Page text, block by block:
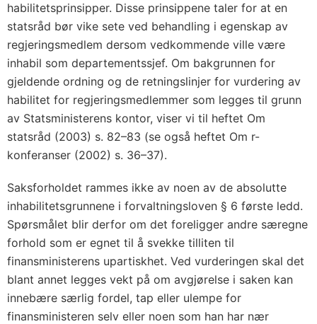
habilitetsprinsipper. Disse prinsippene taler for at en
statsråd bør vike sete ved behandling i egenskap av
regjeringsmedlem dersom vedkommende ville være
inhabil som departementssjef. Om bakgrunnen for
gjeldende ordning og de retningslinjer for vurdering av
habilitet for regjeringsmedlemmer som legges til grunn
av Statsministerens kontor, viser vi til heftet Om
statsråd (2003) s. 82–83 (se også heftet Om r-
konferanser (2002) s. 36–37).
Saksforholdet rammes ikke av noen av de absolutte
inhabilitetsgrunnene i forvaltningsloven § 6 første ledd.
Spørsmålet blir derfor om det foreligger andre særegne
forhold som er egnet til å svekke tilliten til
finansministerens upartiskhet. Ved vurderingen skal det
blant annet legges vekt på om avgjørelse i saken kan
innebære særlig fordel, tap eller ulempe for
finansministeren selv eller noen som han har nær